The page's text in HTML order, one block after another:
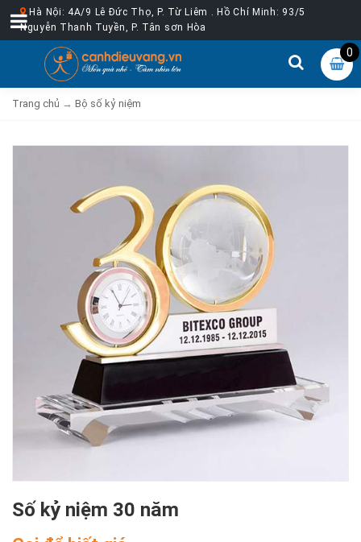
Hà Nội: 4A/9 Lê Đức Thọ, P. Từ Liêm . Hồ Chí Minh: 93/5
Nguyễn Thanh Tuyền, P. Tân sơn Hòa
0
Trang chủ → Bộ số kỷ niệm
Số kỷ niệm 30 năm